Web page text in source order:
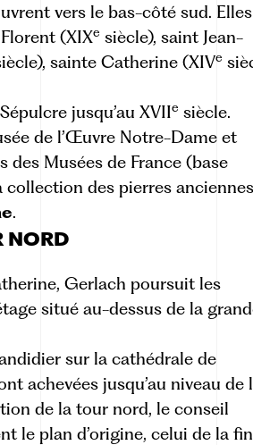
vers le bas-côté sud. Elles
(XIXe siècle), saint Jean-
sainte Catherine (XIVe
jusqu’au XVIIe siècle.
de l’Œuvre Notre-Dame et
Musées de France (base
collection des pierres
.
NORD
Gerlach poursuit les
situé au-dessus de la
sur la cathédrale de
achevées jusqu’au niveau de
de la tour nord, le conseil
le plan d’origine, celui de la